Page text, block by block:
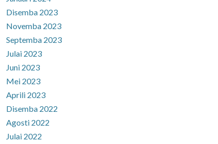
Disemba 2023
Novemba 2023
Septemba 2023
Julai 2023
Juni 2023
Mei 2023
Aprili 2023
Disemba 2022
Agosti 2022
Julai 2022